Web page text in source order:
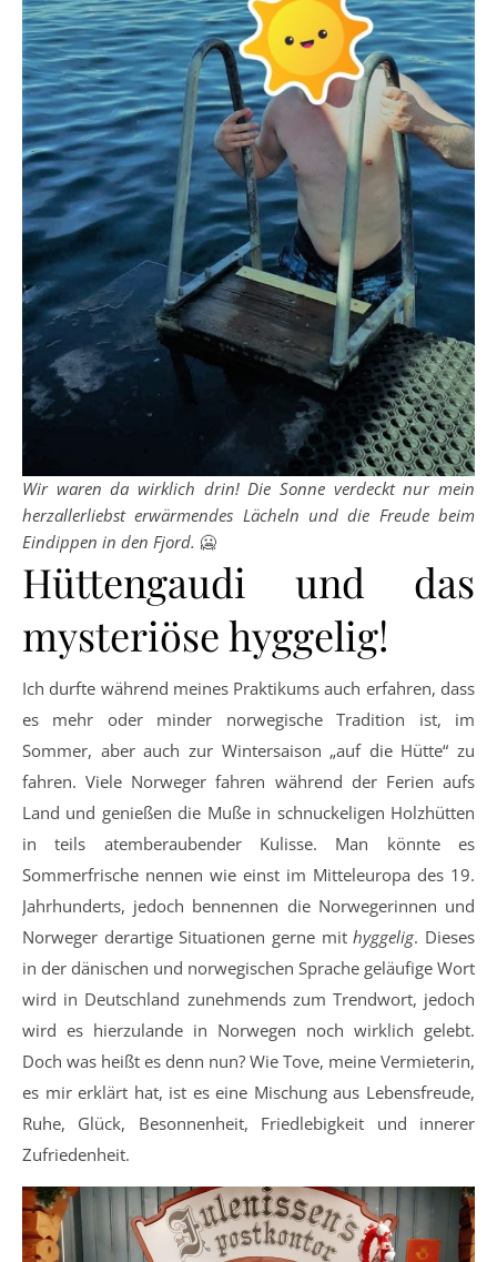
Wir waren da wirklich drin! Die Sonne verdeckt nur mein
herzallerliebst erwärmendes Lächeln und die Freude beim
Eindippen in den Fjord. 🥶
Hüttengaudi und das
mysteriöse hyggelig!
Ich durfte während meines Praktikums auch erfahren, dass
es mehr oder minder norwegische Tradition ist, im
Sommer, aber auch zur Wintersaison „auf die Hütte“ zu
fahren. Viele Norweger fahren während der Ferien aufs
Land und genießen die Muße in schnuckeligen Holzhütten
in teils atemberaubender Kulisse. Man könnte es
Sommerfrische nennen wie einst im Mitteleuropa des 19.
Jahrhunderts, jedoch bennennen die Norwegerinnen und
Norweger derartige Situationen gerne mithyggelig. Dieses
in der dänischen und norwegischen Sprache geläufige Wort
wird in Deutschland zunehmends zum Trendwort, jedoch
wird es hierzulande in Norwegen noch wirklich gelebt.
Doch was heißt es denn nun? Wie Tove, meine Vermieterin,
es mir erklärt hat, ist es eine Mischung aus Lebensfreude,
Ruhe, Glück, Besonnenheit, Friedlebigkeit und innerer
Zufriedenheit.